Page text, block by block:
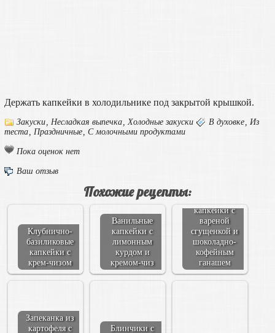
Держать капкейки в холодильнике под закрытой крышкой.
Закуски Несладкая выпечка Холодные закуски В духовке
Из
теста
Праздничные С молочными продуктами
Пока оценок нет
Ваш отзыв
Похожие рецепты:
Клубнично-
базиликовые
капкейки с
крем-чизом
Ванильные
капкейки с
лимонным
курдом и
кремом-чиз
капкейки с
вареной
сгущенкой и
шоколадно-
кофейным
ганашем
Запеканка из
картофеля с
Блинчики с